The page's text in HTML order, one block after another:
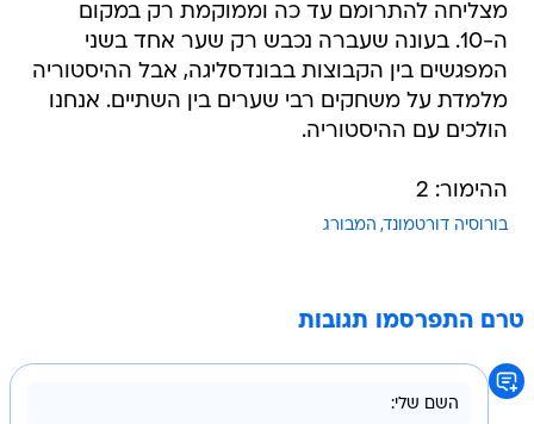
מצליחה להתרומם עד כה וממוקמת רק במקום
ה-10. בעונה שעברה נכבש רק שער אחד בשני
המפגשים בין הקבוצות בבונדסליגה, אבל ההיסטוריה
מלמדת על משחקים רבי שערים בין השתיים. אנחנו
הולכים עם ההיסטוריה.
ההימור: 2
בורוסיה דורטמונד המבורג
טרם התפרסמו תגובות